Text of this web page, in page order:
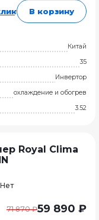
В корзину
Китай
35
Инвертор
охлаждение и обогрев
3.52
Royal Clima
Нет
71 870 ₽59 890 ₽